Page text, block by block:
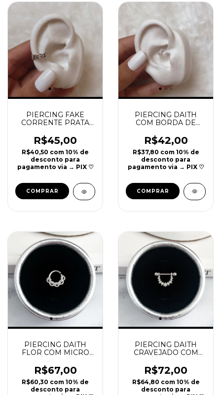
PIERCING FAKE
CORRENTE PRATA
R$45,00
R$40,50 com 10% de
desconto para
pagamento via → PIX ♡
PIERCING DAITH
COM BORDA DE
DE LUZ PRATA 925 |
REF P48
R$42,00
R$37,80 com 10% de
desconto para
pagamento via → PIX ♡
PIERCING DAITH
FLOR COM MICRO
925 | REF P51
R$67,00
R$60,30 com 10% de
desconto para
PIERCING DAITH
CRAVEJADO COM
925 | REF P52
R$72,00
R$64,80 com 10% de
desconto para